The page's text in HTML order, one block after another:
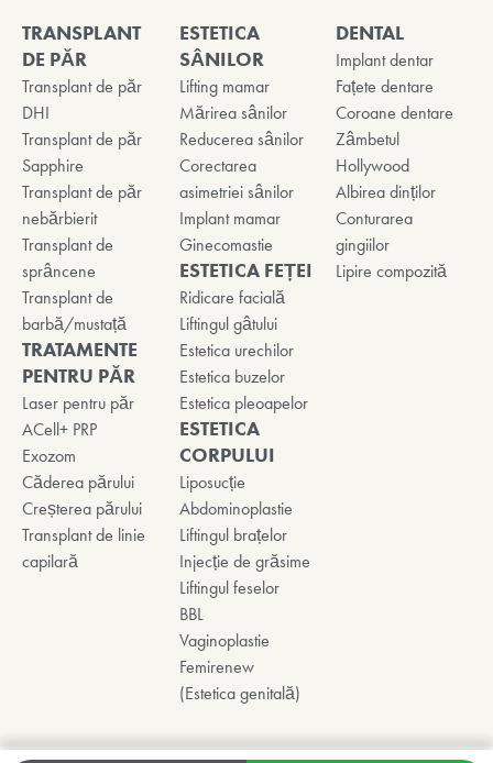
TRANSPLANT
DE PĂR
Transplant de păr
DHI
Transplant de păr
Sapphire
Transplant de păr
nebărbierit
Transplant de
sprâncene
Transplant de
barbă/mustață
TRATAMENTE
PENTRU PĂR
Laser pentru păr
ACell+ PRP
Exozom
Căderea părului
Creșterea părului
Transplant de linie
capilară
ESTETICA
SÂNILOR
Lifting mamar
Mărirea sânilor
Reducerea sânilor
Corectarea
asimetriei sânilor
Implant mamar
Ginecomastie
ESTETICA FEȚEI
Ridicare facială
Liftingul gâtului
Estetica urechilor
Estetica buzelor
Estetica pleoapelor
ESTETICA
CORPULUI
Liposucție
Abdominoplastie
Liftingul brațelor
Injecție de grăsime
Liftingul feselor
BBL
Vaginoplastie
Femirenew
(Estetica genitală)
DENTAL
Implant dentar
Fațete dentare
Coroane dentare
Zâmbetul
Hollywood
Albirea dinților
Conturarea
gingiilor
Lipire compozită